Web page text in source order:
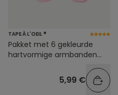
TAPE À L'OEIL ®
Pakket met 6 gekleurde
hartvormige armbanden
5,99 €